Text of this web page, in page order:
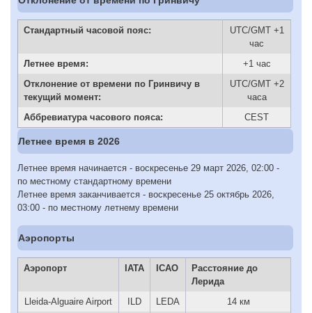
Стандартный часовой пояс:
UTC/GMT +1
час
Летнее время:
+1 час
Отклонение от времени по Гринвичу в
текущий момент:
UTC/GMT +2
часа
Аббревиатура часового пояса:
CEST
Летнее время в 2026
Летнее время начинается - воскресенье 29 март 2026, 02:00 -
по местному стандартному времени
Летнее время заканчивается - воскресенье 25 октябрь 2026,
03:00 - по местному летнему времени
Аэропорты
Аэропорт IATA ICAO
Расстояние до
Лерида
Lleida-Alguaire Airport
ILD LEDA
14 км